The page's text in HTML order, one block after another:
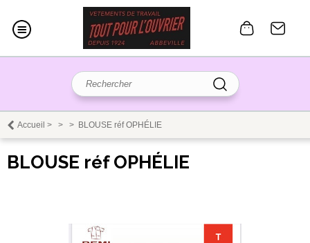
Accueil > > > BLOUSE réf OPHÉLIE
BLOUSE réf OPHÉLIE